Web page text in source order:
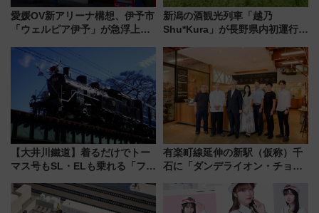
愛媛OV新アリーナ構想、伊予市
「ウェルピア伊予」が急浮上！
で探る鉄道アクセスの未来
新潟の酒観光列車「越乃
Shu*Kura」が長野県内初運行！
別企画
【大井川鐵道】着るだけでトー
マス号もSL・ELも乗れる「フリ
受注販売
有楽町線延伸の新駅（仮称）千
石に「ダンデライオン・チョコ
1億円出資で挑む新時代のまちづ
くりとは？